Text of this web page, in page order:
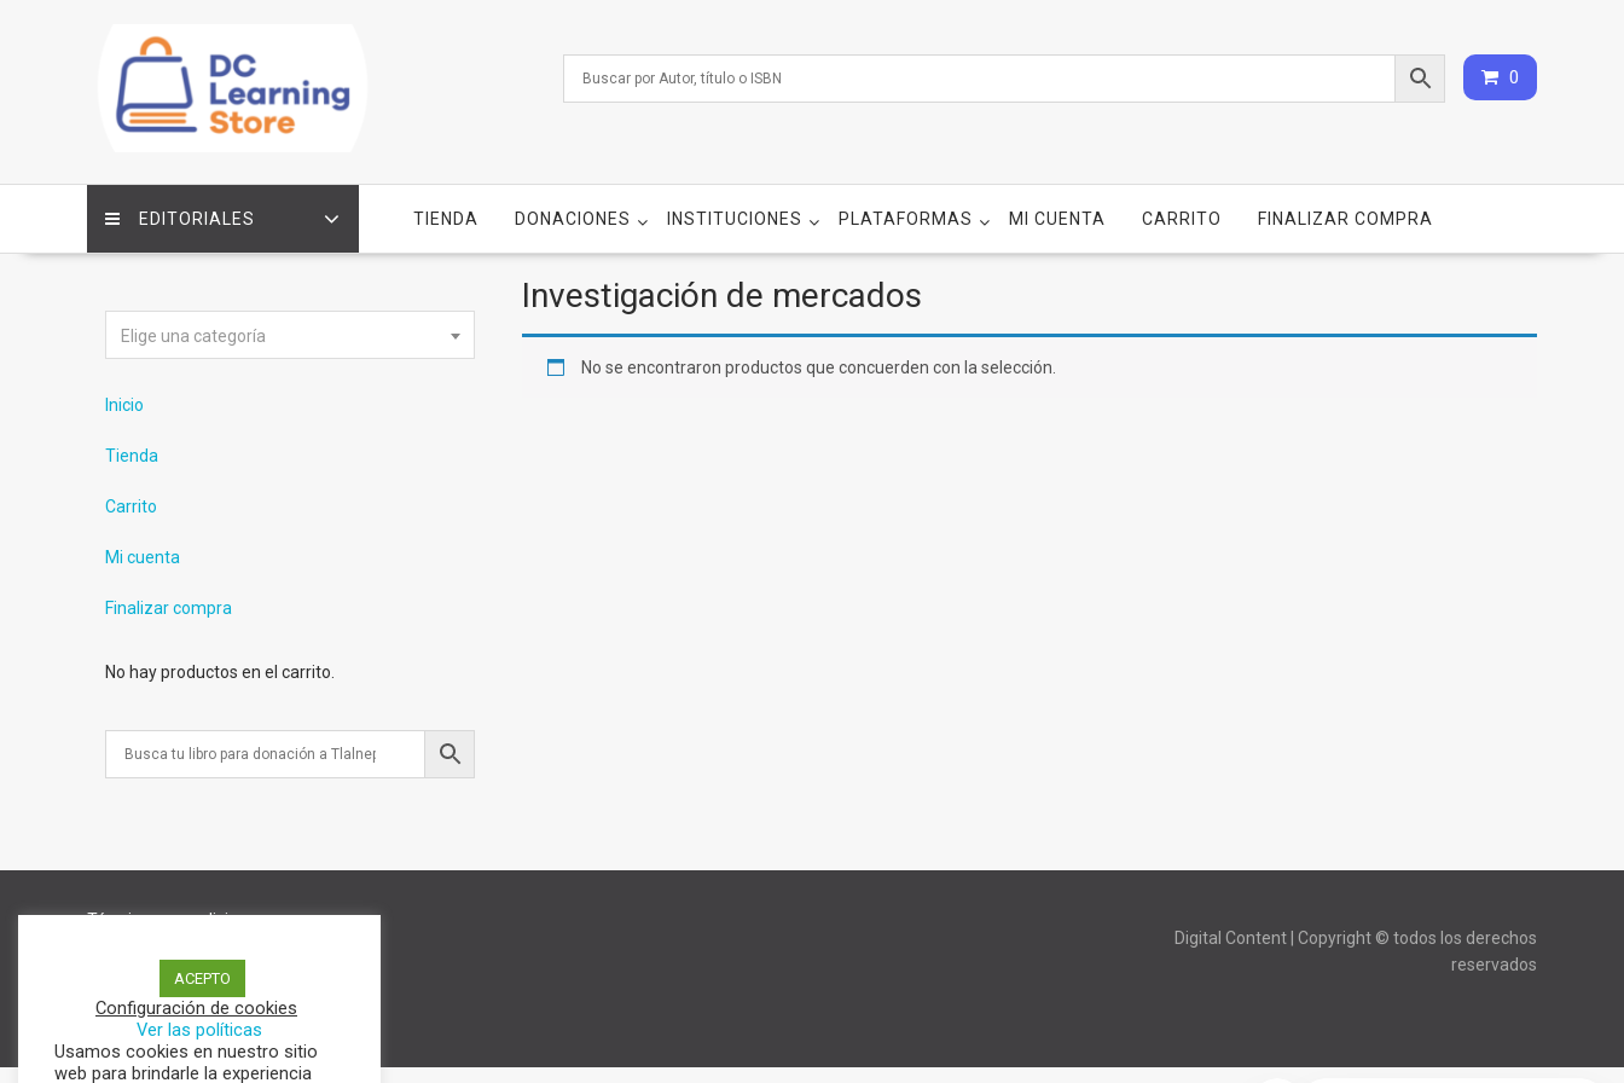
0
EDITORIALES TIENDA DONACIONES INSTITUCIONES PLATAFORMAS MI CUENTA CARRITO FINALIZAR COMPRA
Investigación de mercados
No se encontraron productos que concuerden con la selección.
Elige una categoría
Inicio
Tienda
Carrito
Mi cuenta
Finalizar compra
No hay productos en el carrito.
Términos y condiciones
Política de cookies
Digital Content | Copyright © todos los derechos
reservados
ACEPTO
Configuración de cookies
Ver las políticas
Usamos cookies en nuestro sitio
web para brindarle la experiencia